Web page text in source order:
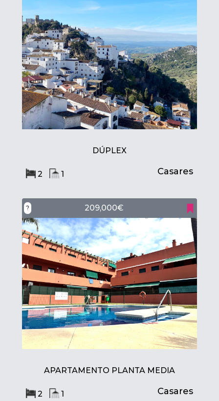
DÚPLEX
2 1 Casares
? 209,000€
APARTAMENTO PLANTA MEDIA
2 1 Casares